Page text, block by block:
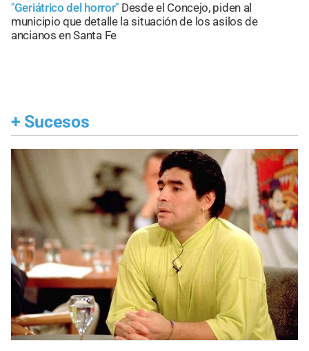
"Geriátrico del horror" Desde el Concejo, piden al
municipio que detalle la situación de los asilos de
ancianos en Santa Fe
+ Sucesos